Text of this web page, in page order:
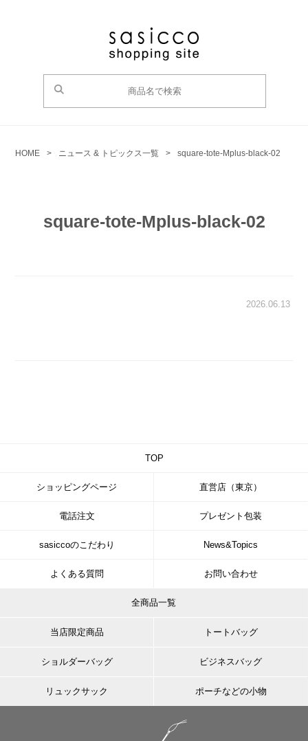
HOME > ニュース & トピックス一覧 > square-tote-Mplus-black-02
square-tote-Mplus-black-02
2026.06.13
TOP
ショッピングページ 直営店（東京）
電話注文 プレゼント包装
sasiccoのこだわり News&Topics
よくある質問 お問い合わせ
全商品一覧
当店限定商品 トートバッグ
ショルダーバッグ ビジネスバッグ
リュックサック ポーチなどの小物